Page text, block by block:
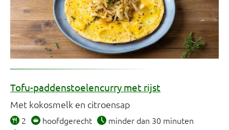
Tofu-paddenstoelencurry met rijst
Met kokosmelk en citroensap
2 hoofdgerecht
minder dan 30 minuten